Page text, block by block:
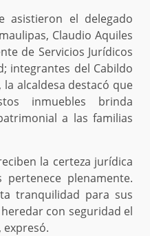
asistieron el delegado
Claudio Aquiles
de Servicios Jurídicos
integrantes del Cabildo
alcaldesa destacó que
inmuebles brinda
a las familias
la certeza jurídica
plenamente.
tranquilidad para sus
con seguridad el
expresó.